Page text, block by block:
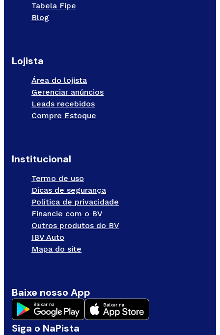
Tabela Fipe
Blog
Lojista
Área do lojista
Gerenciar anúncios
Leads recebidos
Compre Estoque
Institucional
Termo de uso
Dicas de segurança
Política de privacidade
Financie com o BV
Outros produtos do BV
IBV Auto
Mapa do site
Baixe nosso App
Siga o NaPista